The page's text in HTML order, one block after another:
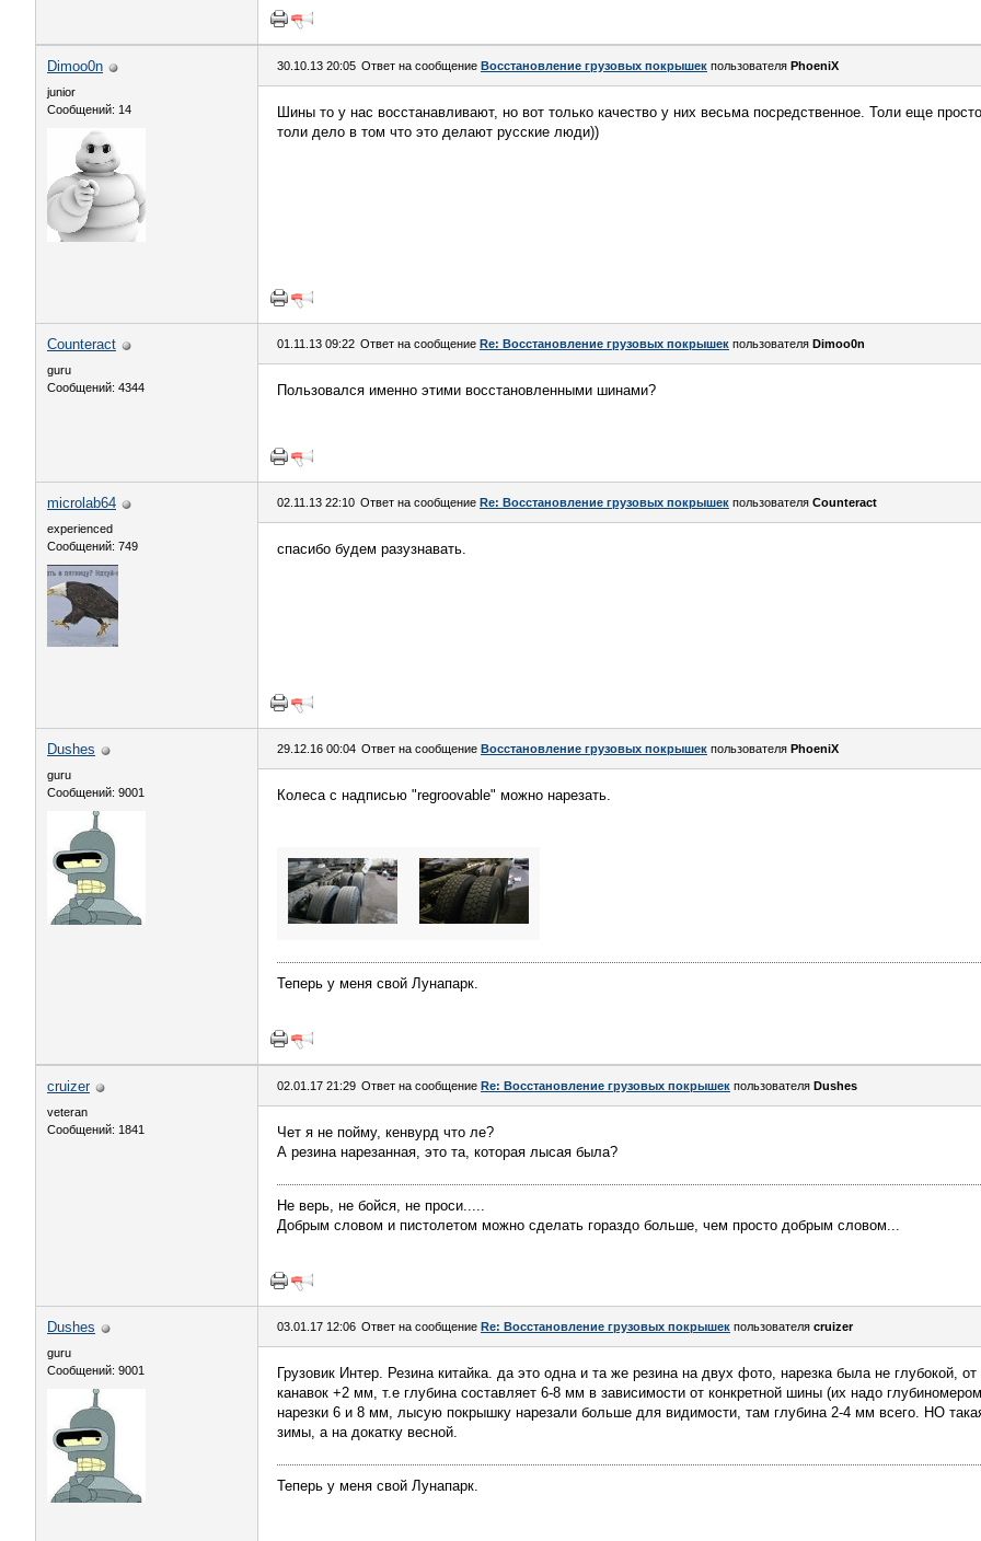
Dimoo0n
junior
Сообщений: 14
30.10.13 20:05 Ответ на сообщение Восстановление грузовых покрышек пользователя PhoeniX
Шины то у нас восстанавливают, но вот только качество у них весьма посредственное. Толи еще
толи дело в том что это делают русские люди))
Counteract
guru
Сообщений: 4344
01.11.13 09:22 Ответ на сообщение Re: Восстановление грузовых покрышек пользователя Dimoo0n
Пользовался именно этими восстановленными шинами?
microlab64
experienced
Сообщений: 749
02.11.13 22:10 Ответ на сообщение Re: Восстановление грузовых покрышек пользователя Counteract
спасибо будем разузнавать.
Dushes
guru
Сообщений: 9001
29.12.16 00:04 Ответ на сообщение Восстановление грузовых покрышек пользователя PhoeniX
Колеса с надписью "regroovable" можно нарезать.
Теперь у меня свой Лунапарк.
cruizer
veteran
Сообщений: 1841
02.01.17 21:29 Ответ на сообщение Re: Восстановление грузовых покрышек пользователя Dushes
Чет я не пойму, кенвурд что ле?
А резина нарезанная, это та, которая лысая была?
Не верь, не бойся, не проси.....
Добрым словом и пистолетом можно сделать гораздо больше, чем просто добрым словом...
Dushes
guru
Сообщений: 9001
03.01.17 12:06 Ответ на сообщение Re: Восстановление грузовых покрышек пользователя cruizer
Грузовик Интер. Резина китайка. да это одна и та же резина на двух фото, нарезка была не глубокой,
канавок +2 мм, т.е глубина составляет 6-8 мм в зависимости от конкретной шины (их надо
нарезки 6 и 8 мм, лысую покрышку нарезали больше для видимости, там глубина 2-4 мм всего. НО
зимы, а на докатку весной.
Теперь у меня свой Лунапарк.